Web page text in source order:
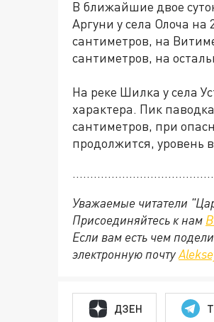
В ближайшие двое
Аргуни у села Олоча
сантиметров, на
сантиметров, на
На реке Шилка у села
характера. Пик
сантиметров, при
продолжится, уровень
Уважаемые читатели
Присоединяйтесь к нам
Если вам есть чем
электронную почту
ДЗЕН